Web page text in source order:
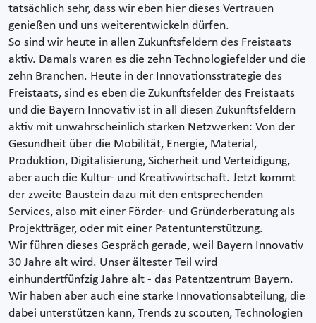
tatsächlich sehr, dass wir eben hier dieses Vertrauen
genießen und uns weiterentwickeln dürfen.
So sind wir heute in allen Zukunftsfeldern des Freistaats
aktiv. Damals waren es die zehn Technologiefelder und die
zehn Branchen. Heute in der Innovationsstrategie des
Freistaats, sind es eben die Zukunftsfelder des Freistaats
und die Bayern Innovativ ist in all diesen Zukunftsfeldern
aktiv mit unwahrscheinlich starken Netzwerken: Von der
Gesundheit über die Mobilität, Energie, Material,
Produktion, Digitalisierung, Sicherheit und Verteidigung,
aber auch die Kultur- und Kreativwirtschaft. Jetzt kommt
der zweite Baustein dazu mit den entsprechenden
Services, also mit einer Förder- und Gründerberatung als
Projektträger, oder mit einer Patentunterstützung.
Wir führen dieses Gespräch gerade, weil Bayern Innovativ
30 Jahre alt wird. Unser ältester Teil wird
einhundertfünfzig Jahre alt - das Patentzentrum Bayern.
Wir haben aber auch eine starke Innovationsabteilung, die
dabei unterstützen kann, Trends zu scouten, Technologien